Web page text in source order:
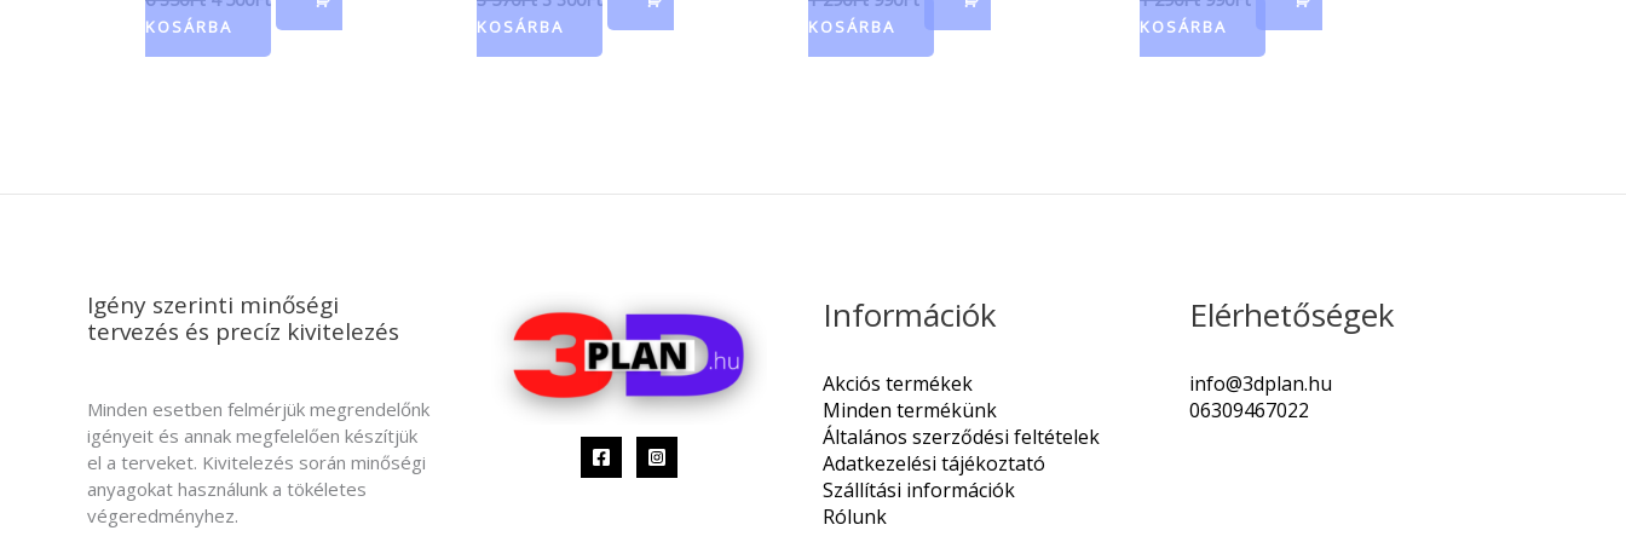
KOSÁRBA KOSÁRBA KOSÁRBA KOSÁRBA
Igény szerinti minőségi
tervezés és precíz kivitelezés
Minden esetben felmérjük megrendelőnk
igényeit és annak megfelelően készítjük
el a terveket. Kivitelezés során minőségi
anyagokat használunk a tökéletes
végeredményhez.
Információk
Akciós termékek
Minden termékünk
Általános szerződési feltételek
Adatkezelési tájékoztató
Szállítási információk
Rólunk
Elérhetőségek
info@3dplan.hu
06309467022